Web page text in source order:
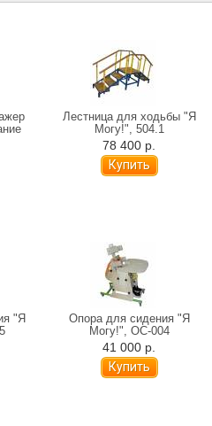
Лестница для ходьбы "Я
Могу!", 504.1
78 400 р.
"Я
Опора для сидения "Я
Могу!", ОС-004
41 000 р.